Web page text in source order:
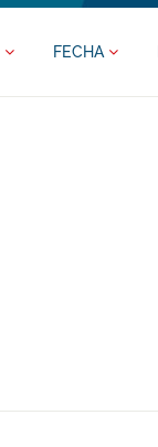
FECHA